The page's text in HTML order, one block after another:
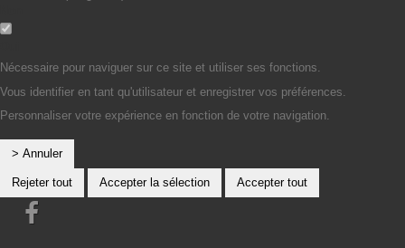
Nécessaire pour naviguer sur ce site et utiliser ses fonctions.
Vous identifier en tant qu'utilisateur et enregistrer vos préférences.
Personnaliser votre expérience en fonction de votre navigation.
> Annuler
Rejeter tout Accepter la sélection Accepter tout